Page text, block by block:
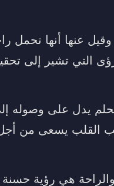
وقيل عنها أنها تحمل
التي تشير إلى
يدل على وصوله
القلب يسعى من أجل
هي رؤية حسنة